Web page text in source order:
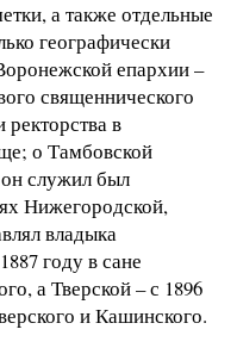
а также отдельные
географически
епархии –
священнического
ректорства в
о Тамбовской
он служил был
Нижегородской,
владыка
году в сане
а Тверской – с 1896
и Кашинского.